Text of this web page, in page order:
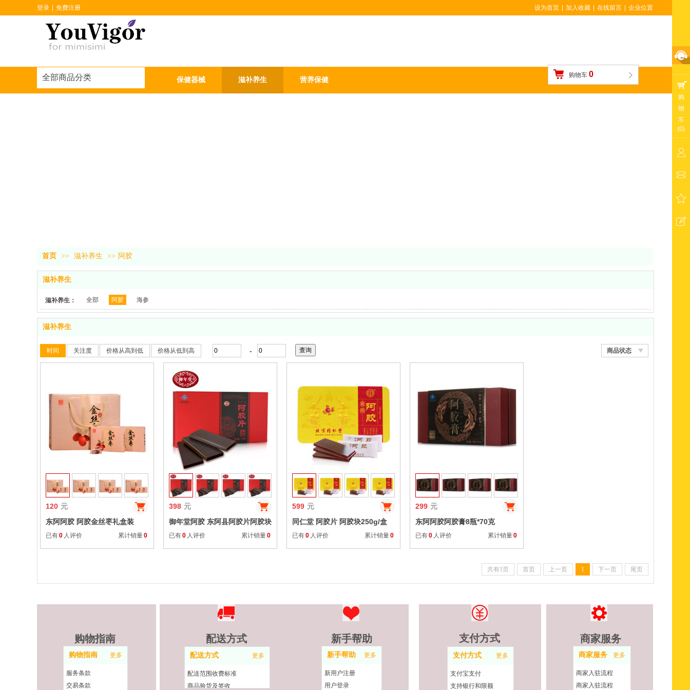
全部商品分类 购物车 0
登录 免费注册 设为首页 加入收藏 在线留言 企业位置
首页 保健器械 滋补养生 营养保健
首页 >> 滋补养生 >> 阿胶
滋补养生
滋补养生： 全部 阿胶 海参
滋补养生
商品状态
时间 关注度 价格从高到低 价格从低到高 -
收藏
120 元
东阿阿胶 阿胶金丝枣礼盒装
1200g（100g*12盒)
已有0 人评价 累计销量0
收藏
398 元
御年堂阿胶 东阿县阿胶片阿胶块
阿胶糕固元膏250g/盒
已有0 人评价 累计销量0
599 元
同仁堂 阿胶片 阿胶块250g/盒
（新老包装替换随机发）
已有0 人评价 累计销量0
299 元
东阿阿胶阿胶膏8瓶*70克
已有0 人评价 累计销量0
共有1页 首页 上一页 1 下一页 尾页
购物指南 更多
服务条款
交易条款
购物指南
配送方式 更多
配送范围收费标准
商品验货及签收
配送方式
新手帮助 更多
新用户注册
用户登录
新手帮助
支付方式 更多
支付宝支付
支持银行和限额
支付方式
商家服务 更多
商家入驻流程
商家入驻流程
商家服务
购
物
车
(0)